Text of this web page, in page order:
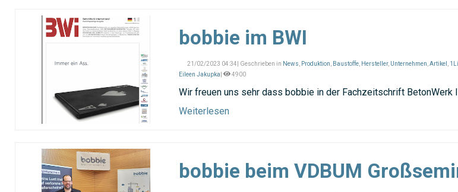
bobbie im BWI
21/02/2023 04:34| Geschrieben in News Produktion Baustoffe Hersteller, Unternehmen Artikel
Eileen Jakupka
4900
Wir freuen uns sehr dass bobbie in der Fachzeitschrift BetonWerk
Weiterlesen
bobbie beim VDBUM